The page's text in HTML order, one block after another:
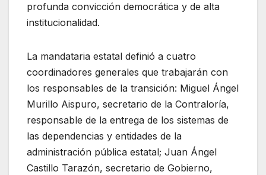
profunda convicción democrática y de alta
institucionalidad.
La mandataria estatal definió a cuatro
coordinadores generales que trabajarán con
los responsables de la transición: Miguel Ángel
Murillo Aispuro, secretario de la Contraloría,
responsable de la entrega de los sistemas de
las dependencias y entidades de la
administración pública estatal; Juan Ángel
Castillo Tarazón, secretario de Gobierno,